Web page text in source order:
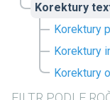
Korektury
Korektury
Korektury
Korektury